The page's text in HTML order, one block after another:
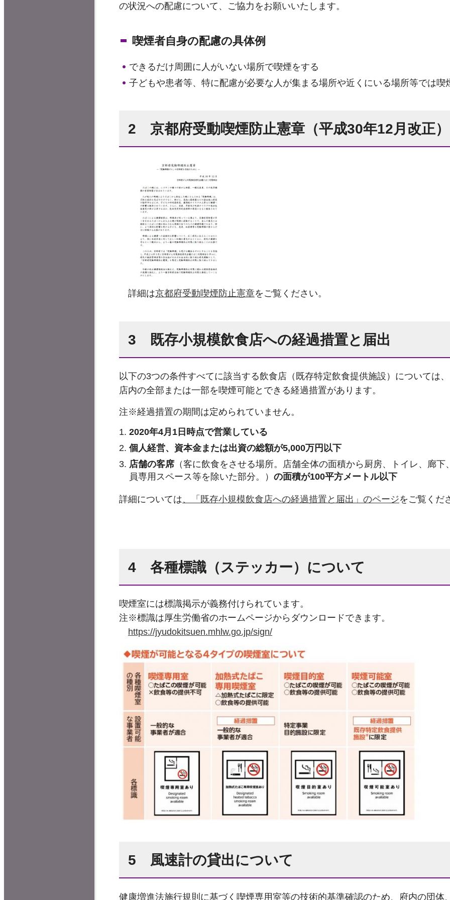
の状況への配慮について、ご協力をお願いいたします。
喫煙者自身の配慮の具体例
できるだけ周囲に人がいない場所で喫煙をする
子どもや患者等、特に配慮が必要な人が集まる場所や近くにいる場所等では喫
2 京都府受動喫煙防止憲章（平成30年12月改正）
詳細は京都府受動喫煙防止憲章をご覧ください。
3 既存小規模飲食店への経過措置と届出
以下の3つの条件すべてに該当する飲食店（既存特定飲食提供施設）については、
店内の全部または一部を喫煙可能とできる経過措置があります。
注※経過措置の期間は定められていません。
2020年4月1日時点で営業している
個人経営、資本金または出資の総額が5,000万円以下
店舗の客席（客に飲食をさせる場所。店舗全体の面積から厨房、トイレ、廊下
員専用スペース等を除いた部分。） の面積が100平方メートル以下
詳細については、「既存小規模飲食店への経過措置と届出」のページをご覧くだ
4 各種標識（ステッカー）について
喫煙室には標識掲示が義務付けられています。
注※標識は厚生労働省のホームページからダウンロードできます。
https://jyudokitsuen.mhlw.go.jp/sign/
5 風速計の貸出について
健康増進法施行規則に基づく喫煙専用室等の技術的基準確認のため、府内の団体